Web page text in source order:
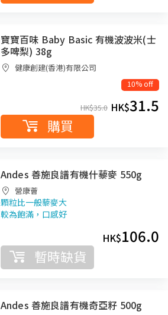
寶寶百味 Baby Basic 有機波波米(士
多啤梨) 38g
健康創建(香港)有限公司
10% off
HK$35.0 HK$31.5
購買
Andes 善施良譜有機什藜麥 550g
營康薈
顆粒比一般藜麥大
較為飽滿，口感好
HK$106.0
暫時缺貨
Andes 善施良譜有機奇亞籽 500g